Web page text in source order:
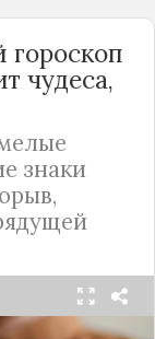
гороскоп
чудеса,
знаки